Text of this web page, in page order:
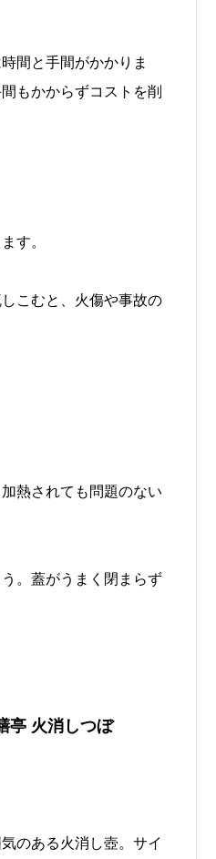
間と手間がかかりま
もかからずコストを削
す。
こむと、火傷や事故の
熱されても問題のない
。蓋がうまく閉まらず
亭 火消しつぼ
のある火消し壺。サイ